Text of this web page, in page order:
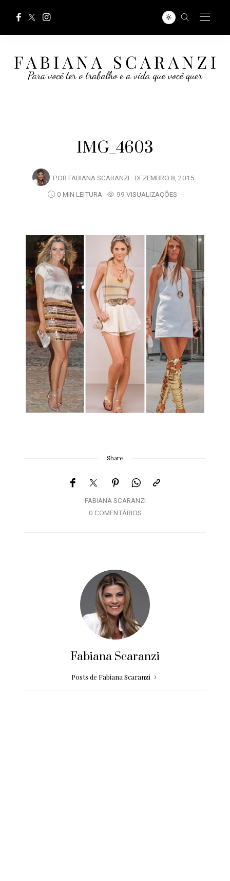
IMG_4603
POR FABIANA SCARANZI DEZEMBRO 8, 2015
0 MIN LEITURA
99 VISUALIZAÇÕES
Share
FABIANA SCARANZI
0 COMENTÁRIOS
Fabiana Scaranzi
Posts de Fabiana Scaranzi